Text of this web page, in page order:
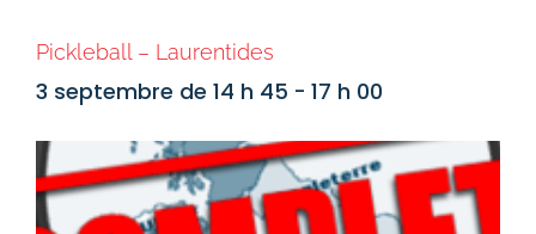
Pickleball – Laurentides
3 septembre de 14 h 45 - 17 h 00